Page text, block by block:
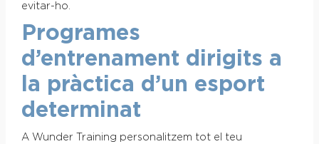
evitar-ho.
Programes
d’entrenament dirigits a
la pràctica d’un esport
determinat
A Wunder Training personalitzem tot el teu